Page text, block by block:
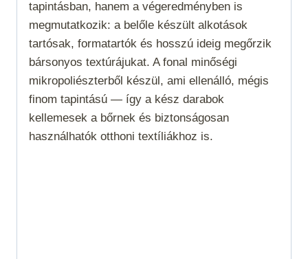
tapintásban, hanem a végeredményben is
megmutatkozik: a belőle készült alkotások
tartósak, formatartók és hosszú ideig megőrzik
bársonyos textúrájukat. A fonal minőségi
mikropoliészterből készül, ami ellenálló, mégis
finom tapintású — így a kész darabok
kellemesek a bőrnek és biztonságosan
használhatók otthoni textíliákhoz is.